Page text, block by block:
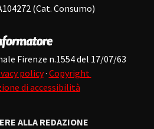
(Cat. Consumo)
Firenze n.1554 del 17/07/63
policy· Copyright
di accessibilità
ALLA REDAZIONE